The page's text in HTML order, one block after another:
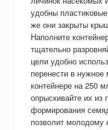
удобны
же они закрыты
Наполните
тщательно
цели удобно
перенести в
контейнере на 250
опрыскивайте их из
формирования
позволит молодому